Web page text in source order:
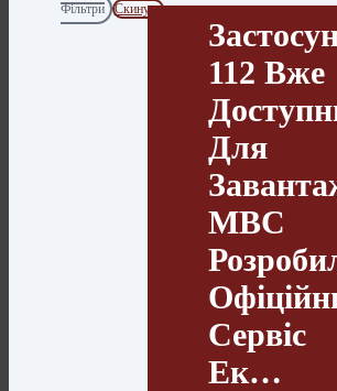
Фільтри
Скинути
112 Вже
Для
МВС
Сервіс
Ек…